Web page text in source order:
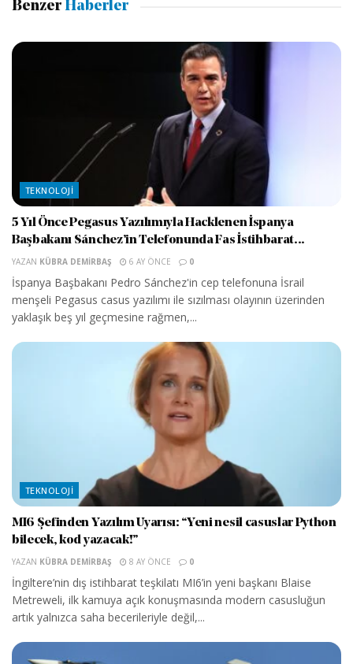
Benzer Haberler
TEKNOLOJI
5 Yıl Önce Pegasus Yazılımıyla Hacklenen İspanya
Başbakanı Sánchez’in Telefonunda Fas İstihbarat...
YAZAN KÜBRA DEMIRBAŞ 6 AY ÖNCE 0
İspanya Başbakanı Pedro Sánchez'in cep telefonuna İsrail
menşeli Pegasus casus yazılımı ile sızılması olayının üzerinden
yaklaşık beş yıl geçmesine rağmen,...
TEKNOLOJI
MI6 Şefinden Yazılım Uyarısı: “Yeni nesil casuslar Python
bilecek, kod yazacak!”
YAZAN KÜBRA DEMIRBAŞ 8 AY ÖNCE 0
İngiltere’nin dış istihbarat teşkilatı MI6’in yeni başkanı Blaise
Metreweli, ilk kamuya açık konuşmasında modern casusluğun
artık yalnızca saha becerileriyle değil,...